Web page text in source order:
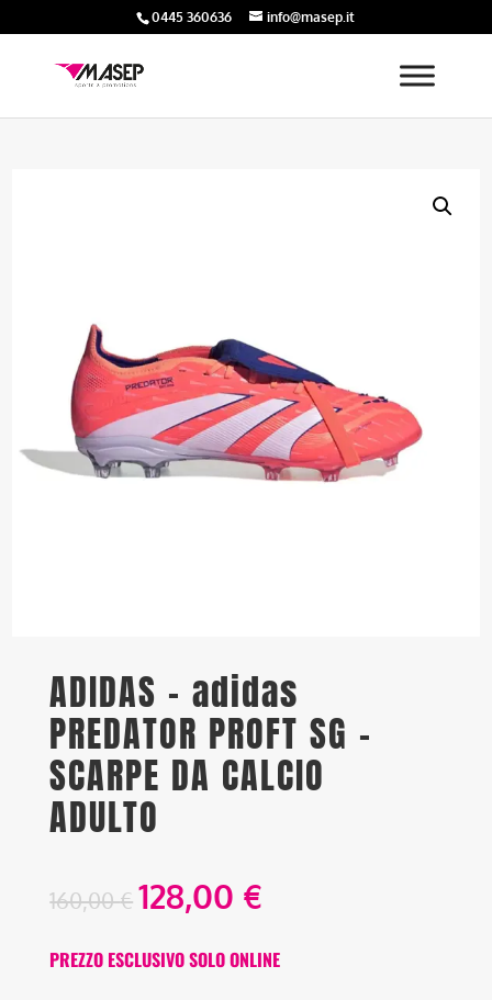
0445 360636 info@masep.it
ADIDAS – adidas
PREDATOR PROFT SG –
SCARPE DA CALCIO
ADULTO
160,00€ 128,00 €
PREZZO ESCLUSIVO SOLO ONLINE